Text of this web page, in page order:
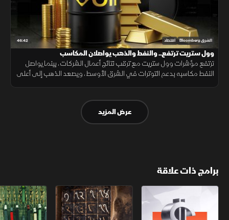
46:42 الشرق Bloomberg اقتصاد
وول ستريت ترتفع.. والنفط والذهب يواصلان المكاسب
ترتفع مؤشرات وول ستريت مع ترقب نتائج أعمال الشركات، بينما يواصل
النفط مكاسبه بدعم التوترات في الشرق الأوسط، ويصعد الذهب إلى أعلى
عرض المزيد
برامج ذات علاقة
الأسواق الأميركية ملحمة الأرقام سلاسل